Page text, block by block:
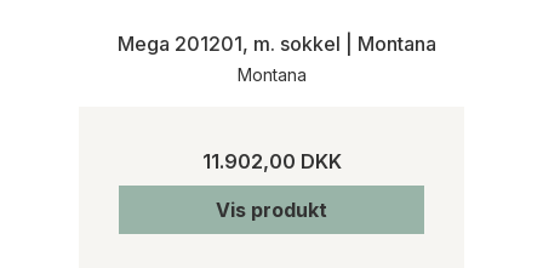
Mega 201201, m. sokkel | Montana
Montana
11.902,00 DKK
Vis produkt